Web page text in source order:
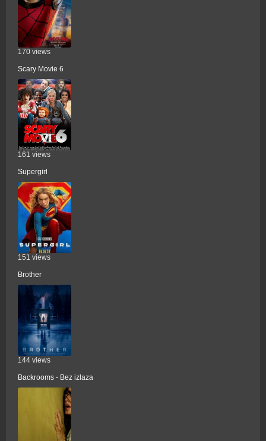
170 views
Scary Movie 6
161 views
Supergirl
151 views
Brother
144 views
Backrooms - Bez izlaza